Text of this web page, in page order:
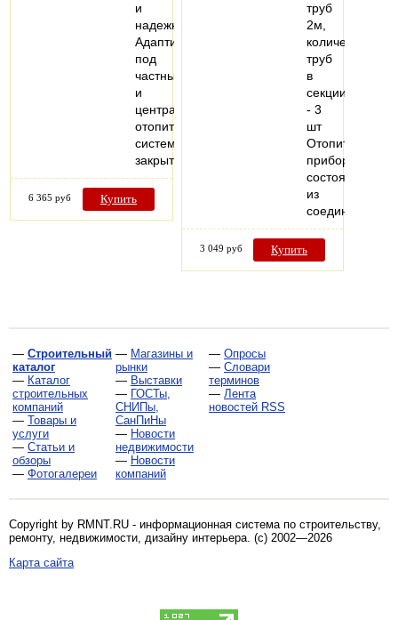
и
надежности.
Адаптирован
под
частные
и
централизованные
отопительные
системы
закрытого…
6 365 руб Купить
труб
2м,
количество
труб
в
секции
- 3
шт
Отопительный
прибор,
состоящий
из
соединенных…
3 049 руб Купить
— Строительный
каталог
— Каталог
строительных
компаний
— Товары и
услуги
— Статьи и
обзоры
— Фотогалереи
— Магазины и
рынки
— Выставки
— ГОСТы,
СНИПы,
СанПиНы
— Новости
недвижимости
— Новости
компаний
— Опросы
— Словари
терминов
— Лента
новостей RSS
Copyright by RMNT.RU - информационная система по строительству,
ремонту, недвижимости, дизайну интерьера. (c) 2002—2026
Карта сайта